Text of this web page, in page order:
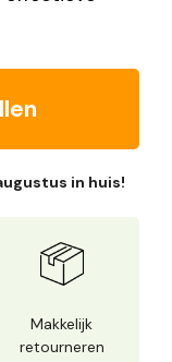
in huis!
Makkelijk
retourneren